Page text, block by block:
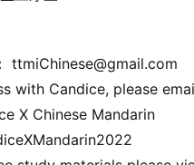
ttmiChinese@gmail.com
with Candice, please
X Chinese Mandarin